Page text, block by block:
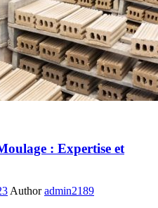
: Expertise et
Author admin2189